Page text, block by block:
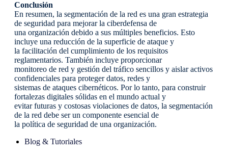
Conclusión
En resumen, la segmentación de la red es una gran estrategia
de seguridad para mejorar la ciberdefensa de
una organización debido a sus múltiples beneficios. Esto
incluye una reducción de la superficie de ataque y
la facilitación del cumplimiento de los requisitos
reglamentarios. También incluye proporcionar
monitoreo de red y gestión del tráfico sencillos y aislar activos
confidenciales para proteger datos, redes y
sistemas de ataques cibernéticos. Por lo tanto, para construir
fortalezas digitales sólidas en el mundo actual y
evitar futuras y costosas violaciones de datos, la segmentación
de la red debe ser un componente esencial de
la política de seguridad de una organización.
Blog & Tutoriales